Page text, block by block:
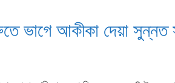
ভাগে আকীকা দেয়া সুন্নত